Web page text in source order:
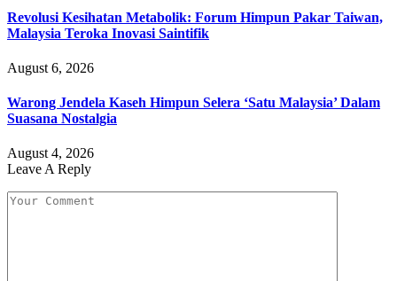
Revolusi Kesihatan Metabolik: Forum Himpun Pakar Taiwan,
Malaysia Teroka Inovasi Saintifik
August 6, 2026
Warong Jendela Kaseh Himpun Selera ‘Satu Malaysia’ Dalam
Suasana Nostalgia
August 4, 2026
Leave A Reply